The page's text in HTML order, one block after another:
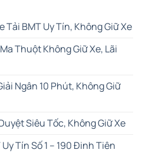
Tải BMT Uy Tín, Không Giữ Xe
Thuột Không Giữ Xe, Lãi
Ngân 10 Phút, Không Giữ
Siêu Tốc, Không Giữ Xe
Tín Số 1 – 190 Đinh Tiên